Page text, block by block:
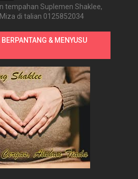
tempahan Suplemen Shaklee,
di talian 0125852034
BERPANTANG & MENYUSU